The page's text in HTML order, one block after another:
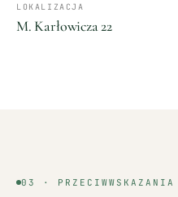
LOKALIZACJA
M. Karłowicza 22
03 · PRZECIWWSKAZANIA